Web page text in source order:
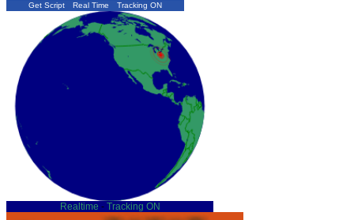
Get Script Real Time Tracking ON
Realtime - Tracking ON